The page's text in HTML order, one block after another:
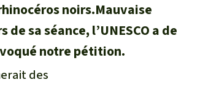
noirs.Mauvaise
sa séance, l’UNESCO a de
notre pétition.
des